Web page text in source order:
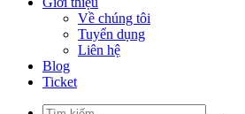
Về chúng tôi
Tuyển dụng
Liên hệ
Blog
Ticket